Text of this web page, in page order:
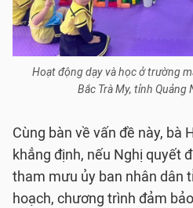
Hoạt động dạy và học ở trường
Bắc Trà My, tỉnh Quảng
Cùng bàn về vấn đề này, bà
khẳng định, nếu Nghị quyết
tham mưu ủy ban nhân dân
hoạch, chương trình đảm